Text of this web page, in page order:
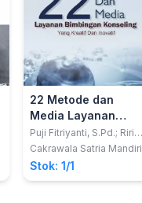
22 Metode dan
Media Layanan
Bimbingan
Konseling yang
Kreatif dan Inovatif
Puji Fitriyanti, S.Pd.; Riril
Ariani, S.Psi.
Cakrawala Satria Mandiri
Stok: 1/1